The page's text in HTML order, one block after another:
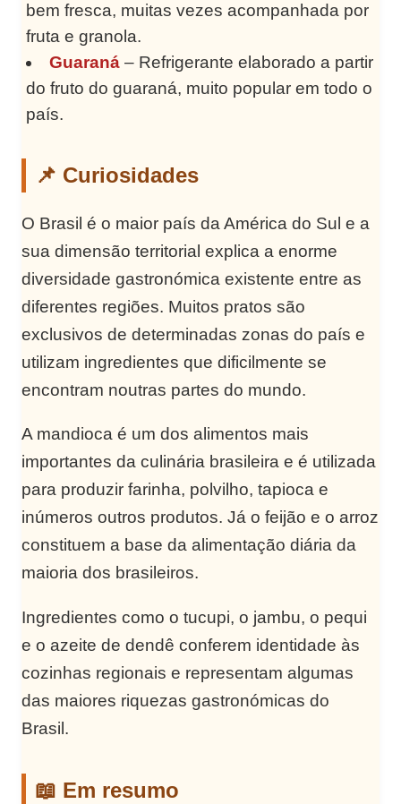
bem fresca, muitas vezes acompanhada por
fruta e granola.
Guaraná– Refrigerante elaborado a partir
do fruto do guaraná, muito popular em todo o
país.
📌 Curiosidades
O Brasil é o maior país da América do Sul e a
sua dimensão territorial explica a enorme
diversidade gastronómica existente entre as
diferentes regiões. Muitos pratos são
exclusivos de determinadas zonas do país e
utilizam ingredientes que dificilmente se
encontram noutras partes do mundo.
A mandioca é um dos alimentos mais
importantes da culinária brasileira e é utilizada
para produzir farinha, polvilho, tapioca e
inúmeros outros produtos. Já o feijão e o arroz
constituem a base da alimentação diária da
maioria dos brasileiros.
Ingredientes como o tucupi, o jambu, o pequi
e o azeite de dendê conferem identidade às
cozinhas regionais e representam algumas
das maiores riquezas gastronómicas do
Brasil.
📖 Em resumo